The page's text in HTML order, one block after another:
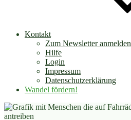
Kontakt
Zum Newsletter anmelden
Hilfe
Login
Impressum
Datenschutzerklärung
Wandel fördern!